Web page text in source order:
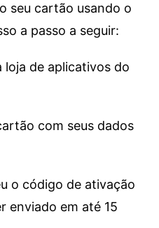
seu cartão usando o
a passo a seguir:
loja de aplicativos do
com seus dados
o código de ativação
enviado em até 15